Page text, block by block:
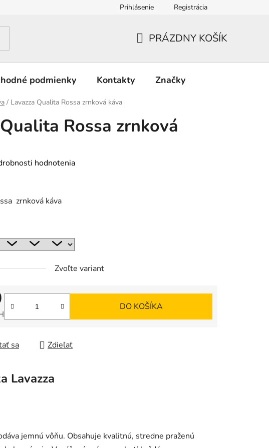
Prihlásenie Registrácia
KOŠÍK
PRÁZDNY KOŠÍK
podmienky Kontakty Značky
/ Lavazza Qualita Rossa zrnková káva
Rossa zrnková
hodnotenia
zrnková káva
Zvoľte variant
DO KOŠÍKA
sa Zdieľať
Lavazza
jemnú vôňu. Obsahuje kvalitnú, stredne praženú